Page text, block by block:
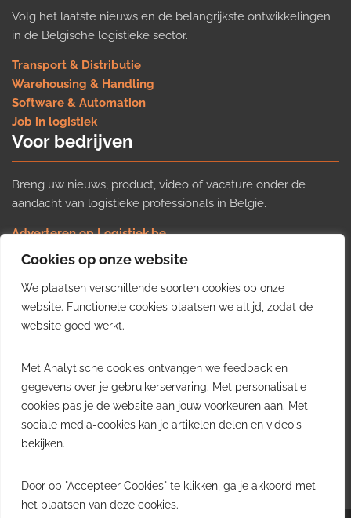
Cookies op onze website
We plaatsen verschillende soorten cookies op onze
website. Functionele cookies plaatsen we altijd, zodat de
website goed werkt.
Met Analytische cookies ontvangen we feedback en
gegevens over je gebruikerservaring. Met personalisatie-
cookies pas je de website aan jouw voorkeuren aan. Met
sociale media-cookies kan je artikelen delen en video's
bekijken.
Door op "Accepteer Cookies" te klikken, ga je akkoord met
het plaatsen van deze cookies.
Volg het laatste nieuws en de belangrijkste ontwikkelingen
in de Belgische logistieke sector.
Transport & Distributie
Warehousing & Handling
Software & Automation
Job in logistiek
Voor bedrijven
Breng uw nieuws, product, video of vacature onder de
aandacht van logistieke professionals in België.
Adverteren op Logistiek.be
Nieuws insturen
Uw video op Logistiek.TV
Job plaatsen
Gratis wekelijkse update
inzichten uit de Belgische logistieke sector in uw inbox.
Ontvang je gratis
wekelijkse update
Uitschrijven kan altijd.